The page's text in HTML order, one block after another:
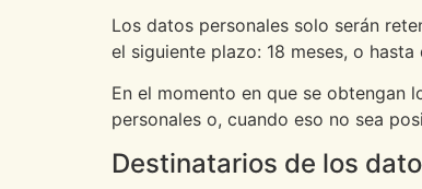
Los datos personales solo serán
el siguiente plazo: 18 meses, o
En el momento en que se obtengan
personales o, cuando eso no sea
Destinatarios de los